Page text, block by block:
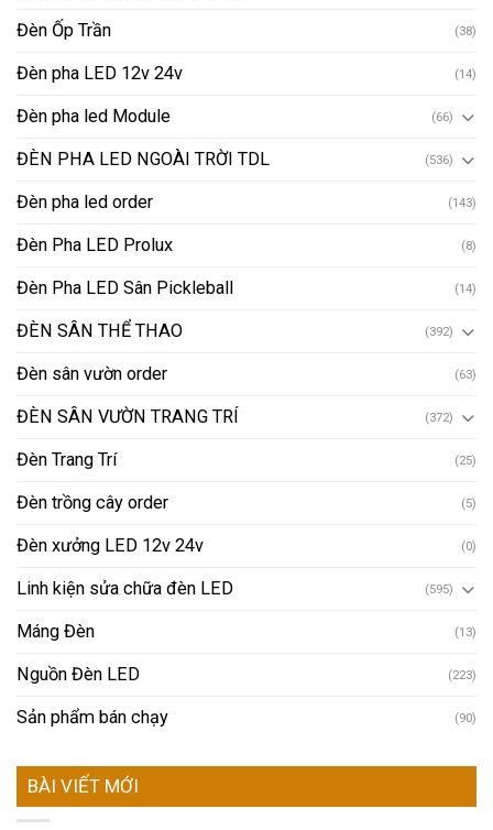
Đèn Ốp Trần (38)
Đèn pha LED 12v 24v (14)
Đèn pha led Module (66)
ĐÈN PHA LED NGOÀI TRỜI TDL (536)
Đèn pha led order (143)
Đèn Pha LED Prolux (8)
Đèn Pha LED Sân Pickleball (14)
ĐÈN SÂN THỂ THAO (392)
Đèn sân vườn order (63)
ĐÈN SÂN VƯỜN TRANG TRÍ (372)
Đèn Trang Trí (25)
Đèn trồng cây order (5)
Đèn xưởng LED 12v 24v (0)
Linh kiện sửa chữa đèn LED (595)
Máng Đèn (13)
Nguồn Đèn LED (223)
Sản phẩm bán chạy (90)
BÀI VIẾT MỚI